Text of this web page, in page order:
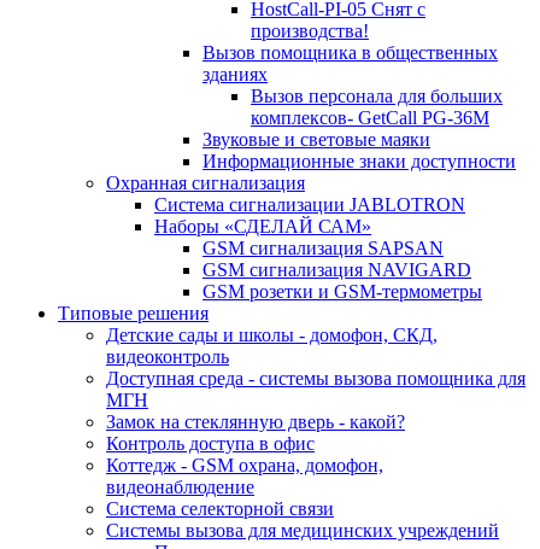
HostCall-PI-05 Снят с
производства!
Вызов помощника в общественных
зданиях
Вызов персонала для больших
комплексов- GetCall PG-36M
Звуковые и световые маяки
Информационные знаки доступности
Охранная сигнализация
Система сигнализации JABLOTRON
Наборы «СДЕЛАЙ САМ»
GSM сигнализация SAPSAN
GSM сигнализация NAVIGARD
GSM розетки и GSM-термометры
Типовые решения
Детские сады и школы - домофон, СКД,
видеоконтроль
Доступная среда - системы вызова помощника для
МГН
Замок на стеклянную дверь - какой?
Контроль доступа в офис
Коттедж - GSM охрана, домофон,
видеонаблюдение
Система селекторной связи
Системы вызова для медицинских учреждений